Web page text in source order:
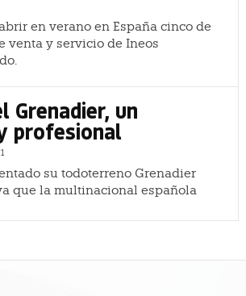
en verano en España cinco de
venta y servicio de Ineos
Grenadier, un
profesional
su todoterreno Grenadier
que la multinacional española